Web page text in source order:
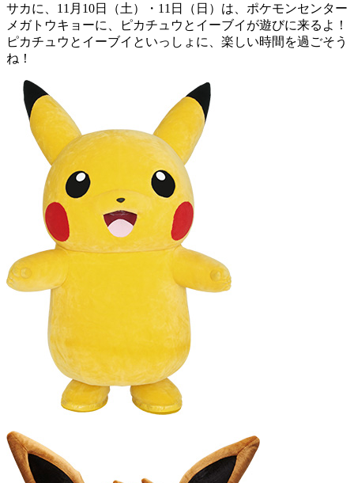
サカに、11月10日（土）・11日（日）は、ポケモンセンター
メガトウキョーに、ピカチュウとイーブイが遊びに来るよ！
ピカチュウとイーブイといっしょに、楽しい時間を過ごそう
ね！